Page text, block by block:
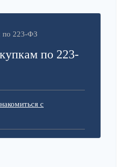
по 223-ФЗ
по 223-
с